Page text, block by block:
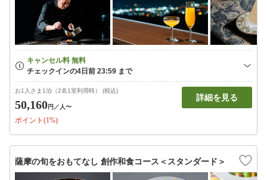
お1人さま1泊（2名1室利用時） (税込)
50,160円 ／人〜
ポイント(1%)
詳細を見る
薩摩の旬をおもてなし 創作和食コース＜スタンダード＞